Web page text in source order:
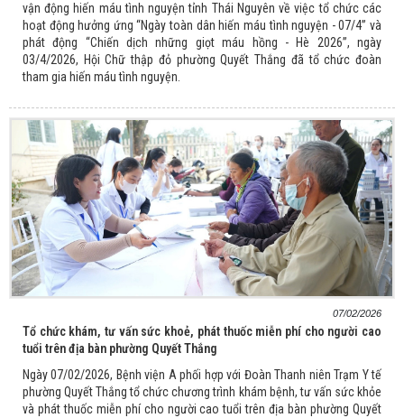
vận động hiến máu tình nguyện tỉnh Thái Nguyên về việc tổ chức các
hoạt động hưởng ứng “Ngày toàn dân hiến máu tình nguyện - 07/4” và
phát động “Chiến dịch những giọt máu hồng - Hè 2026”, ngày
03/4/2026, Hội Chữ thập đỏ phường Quyết Thắng đã tổ chức đoàn
tham gia hiến máu tình nguyện.
07/02/2026
Tổ chức khám, tư vấn sức khoẻ, phát thuốc miễn phí cho người cao
tuổi trên địa bàn phường Quyết Thắng
Ngày 07/02/2026, Bệnh viện A phối hợp với Đoàn Thanh niên Trạm Y tế
phường Quyết Thắng tổ chức chương trình khám bệnh, tư vấn sức khỏe
và phát thuốc miễn phí cho người cao tuổi trên địa bàn phường Quyết